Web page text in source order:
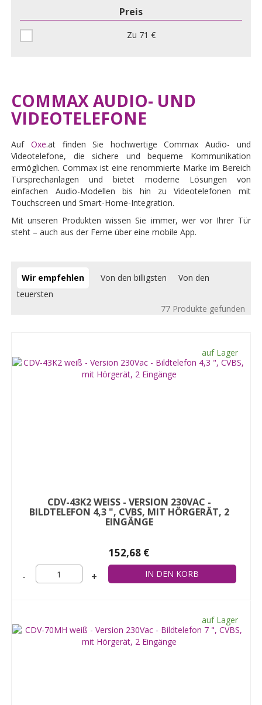
Preis
Zu 71 €
COMMAX AUDIO- UND
VIDEOTELEFONE
AufOxe.at finden Sie hochwertige Commax Audio- und
Videotelefone, die sichere und bequeme Kommunikation
ermöglichen. Commax ist eine renommierte Marke im Bereich
Türsprechanlagen und bietet moderne Lösungen von
einfachen Audio-Modellen bis hin zu Videotelefonen mit
Touchscreen und Smart-Home-Integration.
Mit unseren Produkten wissen Sie immer, wer vor Ihrer Tür
steht – auch aus der Ferne über eine mobile App.
Wir empfehlen Von den billigsten
Von den
teuersten
77 Produkte gefunden
auf Lager
CDV-43K2 WEISS - VERSION 230VAC - B
ILDTELEFON 4,3 ", CVBS, MIT HÖRGERÄT, 2 E
INGÄNGE
152,68 €
- +
auf Lager